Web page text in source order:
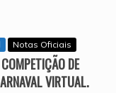
Notas Oficiais
DE
VIRTUAL.